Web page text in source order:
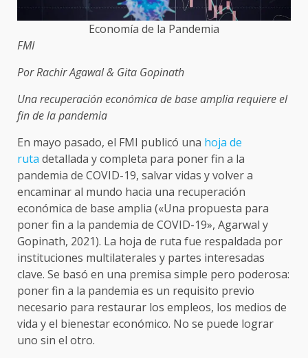
Economía de la Pandemia
FMI
Por Rachir Agawal & Gita Gopinath
Una recuperación económica de base amplia requiere el
fin de la pandemia
En mayo pasado, el FMI publicó una hoja de
ruta detallada y completa para poner fin a la
pandemia de COVID-19, salvar vidas y volver a
encaminar al mundo hacia una recuperación
económica de base amplia («Una propuesta para
poner fin a la pandemia de COVID-19», Agarwal y
Gopinath, 2021). La hoja de ruta fue respaldada por
instituciones multilaterales y partes interesadas
clave. Se basó en una premisa simple pero poderosa:
poner fin a la pandemia es un requisito previo
necesario para restaurar los empleos, los medios de
vida y el bienestar económico. No se puede lograr
uno sin el otro.